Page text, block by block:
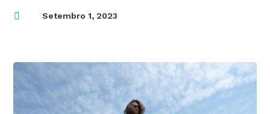
 Setembro 1, 2023